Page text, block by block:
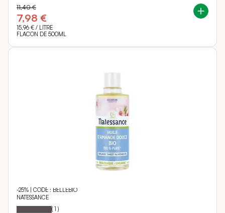
7,98 €
11,40 €
15,96 € / LITRE
FLACON DE 500ML
-25% | CODE : BELLEBIO
NATESSANCE
Notation: 100
% of
( 1 )